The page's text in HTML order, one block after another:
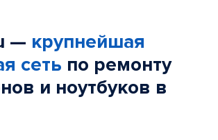
— крупнейшая
сеть по ремонту
и ноутбуков в